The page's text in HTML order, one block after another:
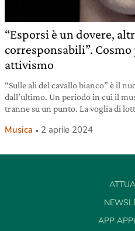
“Esporsi è un dovere,
corresponsabili”.
attivismo
“Sulle ali del cavallo bianco” è il
dall’ultimo. Un periodo in cui il
tranne su un punto. La voglia di
Musica 2 aprile 2024
APP